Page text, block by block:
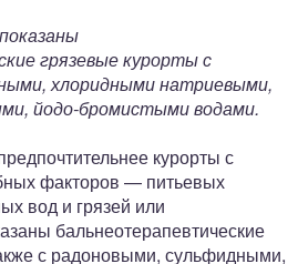
грязевые курорты с
хлоридными натриевыми,
йодо-бромистыми водами.
курорты с
факторов — питьевых
вод и грязей или
бальнеотерапевтические
с радоновыми, сульфидными,